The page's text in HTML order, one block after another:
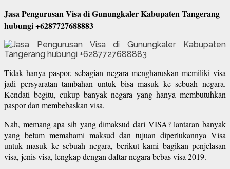
Jasa Pengurusan Visa di Gunungkaler Kabupaten Tangerang
hubungi +6287727688883
Tidak hanya paspor, sebagian negara mengharuskan memiliki visa
jadi persyaratan tambahan untuk bisa masuk ke sebuah negara.
Kendati begitu, cukup banyak negara yang hanya membutuhkan
paspor dan membebaskan visa.
Nah, memang apa sih yang dimaksud dari VISA? lantaran banyak
yang belum memahami maksud dan tujuan diperlukannya Visa
untuk masuk ke sebuah negara, berikut kami bagikan penjelasan
visa, jenis visa, lengkap dengan daftar negara bebas visa 2019.